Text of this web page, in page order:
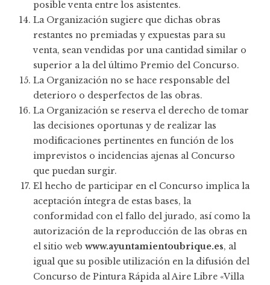
posible venta entre los asistentes.
La Organización sugiere que dichas obras
restantes no premiadas y expuestas para su
venta, sean vendidas por una cantidad similar o
superior a la del último Premio del Concurso.
La Organización no se hace responsable del
deterioro o desperfectos de las obras.
La Organización se reserva el derecho de tomar
las decisiones oportunas y de realizar las
modificaciones pertinentes en función de los
imprevistos o incidencias ajenas al Concurso
que puedan surgir.
El hecho de participar en el Concurso implica la
aceptación íntegra de estas bases, la
conformidad con el fallo del jurado, así como la
autorización de la reproducción de las obras en
el sitio web www.ayuntamientoubrique.es, al
igual que su posible utilización en la difusión del
Concurso de Pintura Rápida al Aire Libre «Villa